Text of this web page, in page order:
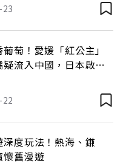
萄！愛媛「紅公主」
疑流入中國，日本啟動
深度玩法！熱海、鎌
懷舊漫遊